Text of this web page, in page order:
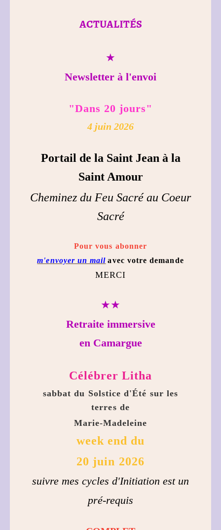
ACTUALITÉS
★
Newsletter à l'envoi
"Dans 20 jours"
4 juin 2026
Portail de la Saint Jean à la
Saint Amour
Cheminez du Feu Sacré au Coeur
Sacré
Pour vous abonner
m'envoyer un mail avec votre demande
MERCI
★★
Retraite immersive
en Camargue
Célébrer Litha
sabbat du Solstice d'Été sur les
terres de
Marie-Madeleine
week end du
20 juin 2026
suivre mes cycles d'Initiation est un
pré-requis